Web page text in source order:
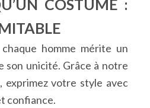
COSTUME :
homme mérite un
unicité. Grâce à notre
exprimez votre style avec
confiance.